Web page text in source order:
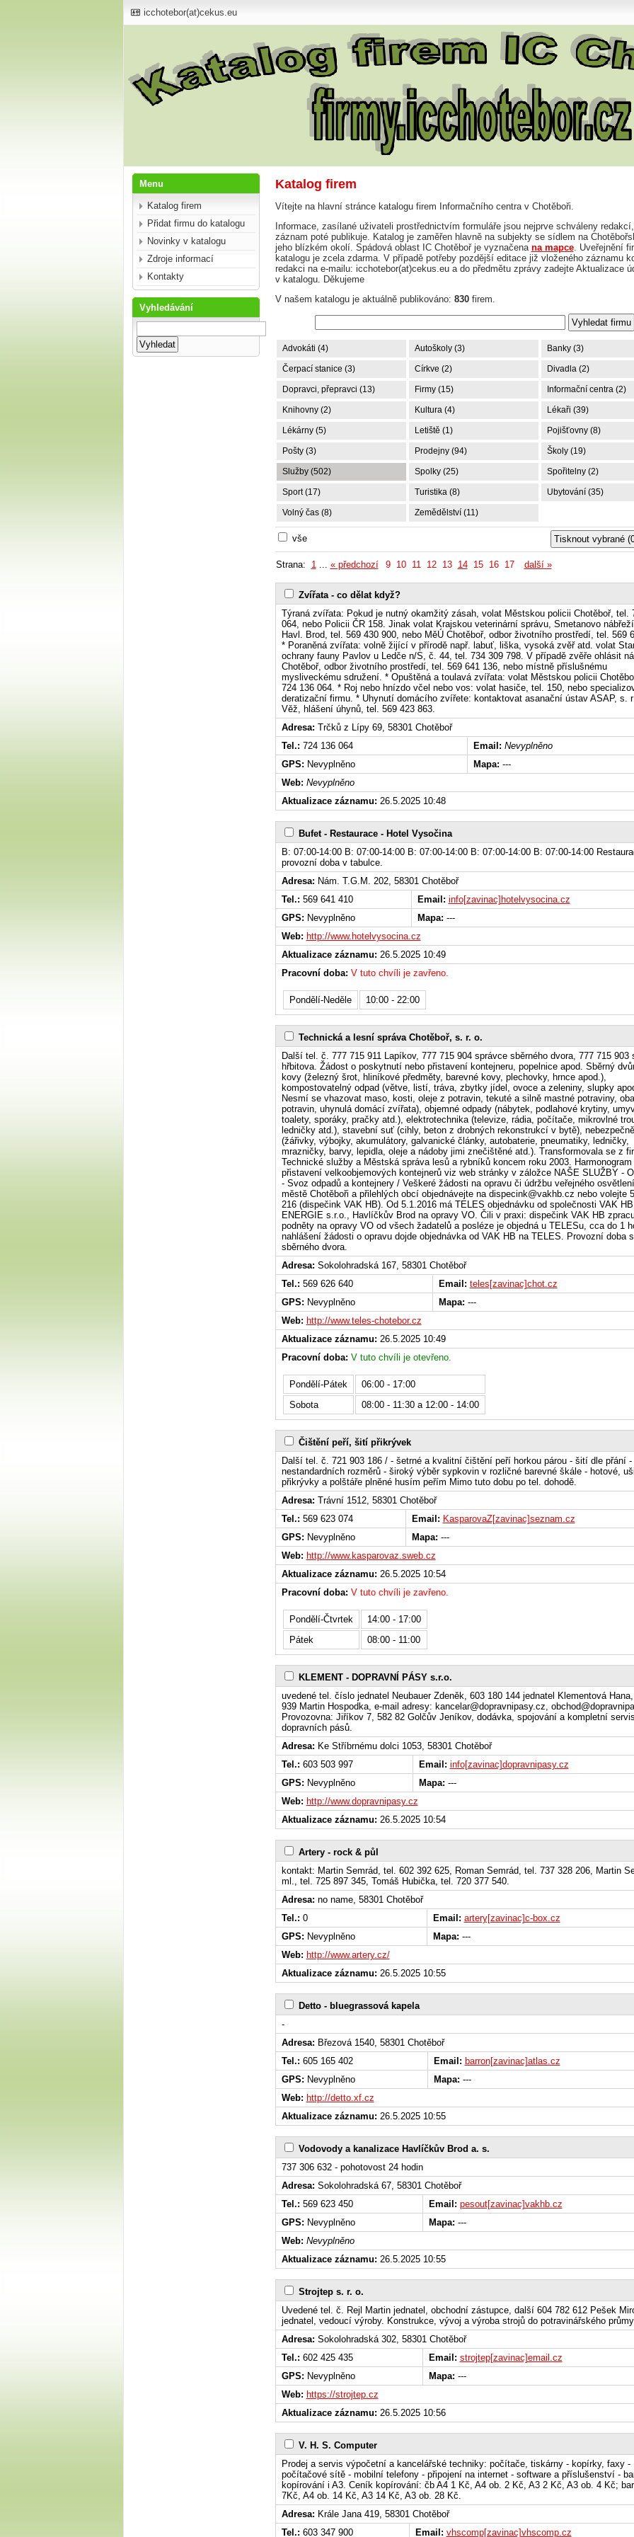
icchotebor(at)cekus.eu
Menu
Katalog firem
Přidat firmu do katalogu
Novinky v katalogu
Zdroje informací
Kontakty
Vyhledávání
Katalog firem
Vítejte na hlavní stránce katalogu firem Informačního centra v Chotěboři.
Informace, zasílané uživateli prostřednictvím formuláře jsou nejprve schváleny
záznam poté publikuje. Katalog je zaměřen hlavně na subjekty se sídlem na
jeho blízkém okolí. Spádová oblast IC Chotěboř je vyznačena na mapce. Uveřejnění
katalogu je zcela zdarma. V případě potřeby pozdější editace již vloženého záznamu
redakci na e-mailu: icchotebor(at)cekus.eu a do předmětu zprávy zadejte Aktualizace
v katalogu. Děkujeme
V našem katalogu je aktuálně publikováno: 830 firem.
Advokáti (4) Autoškoly (3) Banky (3)
Čerpací stanice (3) Církve (2) Divadla (2)
Dopravci, přepravci (13) Firmy (15) Informační centra (2)
Knihovny (2) Kultura (4) Lékaři (39)
Lékárny (5) Letiště (1) Pojišťovny (8)
Pošty (3) Prodejny (94) Školy (19)
Služby (502) Spolky (25) Spořitelny (2)
Sport (17) Turistika (8) Ubytování (35)
Volný čas (8) Zemědělství (11)
vše
Strana: 1... « předchozí 9 10 11 12 13 14 15 16 17 další »
Zvířata - co dělat když?
Týraná zvířata: Pokud je nutný okamžitý zásah, volat Městskou policii Chotěboř, tel.
064, nebo Policii ČR 158. Jinak volat Krajskou veterinární správu, Smetanovo
Havl. Brod, tel. 569 430 900, nebo MěÚ Chotěboř, odbor životního prostředí, tel. 569
* Poraněná zvířata: volně žijící v přírodě např. labuť, liška, vysoká zvěř atd. volat
ochrany fauny Pavlov u Ledče n/S, č. 44, tel. 734 309 798. V případě zvěře ohlásit
Chotěboř, odbor životního prostředí, tel. 569 641 136, nebo místně příslušnému
mysliveckému sdružení. * Opuštěná a toulavá zvířata: volat Městskou policii
724 136 064. * Roj nebo hnízdo včel nebo vos: volat hasiče, tel. 150, nebo
deratizační firmu. * Uhynutí domácího zvířete: kontaktovat asanační ústav ASAP, s.
Věž, hlášení úhynů, tel. 569 423 863.
Adresa: Trčků z Lípy 69, 58301 Chotěboř
Tel.: 724 136 064 Email: Nevyplněno
GPS: Nevyplněno Mapa: ---
Web: Nevyplněno
Aktualizace záznamu: 26.5.2025 10:48
Bufet - Restaurace - Hotel Vysočina
B: 07:00-14:00 B: 07:00-14:00 B: 07:00-14:00 B: 07:00-14:00 B: 07:00-14:00
provozní doba v tabulce.
Adresa: Nám. T.G.M. 202, 58301 Chotěboř
Tel.: 569 641 410 Email: info[zavinac]hotelvysocina.cz
GPS: Nevyplněno Mapa: ---
Web: http://www.hotelvysocina.cz
Aktualizace záznamu: 26.5.2025 10:49
Pracovní doba: V tuto chvíli je zavřeno.
Pondělí-Neděle 10:00 - 22:00
Technická a lesní správa Chotěboř, s. r. o.
Další tel. č. 777 715 911 Lapíkov, 777 715 904 správce sběrného dvora, 777 715 903
hřbitova. Žádost o poskytnutí nebo přistavení kontejneru, popelnice apod. Sběrný
kovy (železný šrot, hliníkové předměty, barevné kovy, plechovky, hrnce apod.),
kompostovatelný odpad (větve, listí, tráva, zbytky jídel, ovoce a zeleniny, slupky
Nesmí se vhazovat maso, kosti, oleje z potravin, tekuté a silně mastné potraviny,
potravin, uhynulá domácí zvířata), objemné odpady (nábytek, podlahové krytiny,
toalety, sporáky, pračky atd.), elektrotechnika (televize, rádia, počítače, mikrovlné
ledničky atd.), stavební suť (cihly, beton z drobných rekonstrukcí v bytě),
(žářivky, výbojky, akumulátory, galvanické články, autobaterie, pneumatiky, ledničky,
mrazničky, barvy, lepidla, oleje a nádoby jimi znečištěné atd.). Transformovala se z
Technické služby a Městská správa lesů a rybníků koncem roku 2003. Harmonogram
přistavení velkoobjemových kontejnerů viz web stránky v záložce NAŠE SLUŽBY -
- Svoz odpadů a kontejnery / Veškeré žádosti na opravu či údržbu veřejného
městě Chotěboři a přilehlých obcí objednávejte na dispecink@vakhb.cz nebo volejte
216 (dispečink VAK HB). Od 5.1.2016 má TELES objednávku od společnosti VAK HB
ENERGIE s.r.o., Havlíčkův Brod na opravy VO. Čili v praxi: dispečink VAK HB
podněty na opravy VO od všech žadatelů a posléze je objedná u TELESu, cca do 1
nahlášení žádosti o opravu dojde objednávka od VAK HB na TELES. Provozní doba
sběrného dvora.
Adresa: Sokolohradská 167, 58301 Chotěboř
Tel.: 569 626 640 Email: teles[zavinac]chot.cz
GPS: Nevyplněno Mapa: ---
Web: http://www.teles-chotebor.cz
Aktualizace záznamu: 26.5.2025 10:49
Pracovní doba: V tuto chvíli je otevřeno.
Pondělí-Pátek
06:00 - 17:00
Sobota
08:00 - 11:30 a 12:00 - 14:00
Čištění peří, šití přikrývek
Další tel. č. 721 903 186 / - šetrné a kvalitní čištění peří horkou párou - šití dle přání
nestandardních rozměrů - široký výběr sypkovin v rozličné barevné škále - hotové,
přikrývky a polštáře plněné husím peřím Mimo tuto dobu po tel. dohodě.
Adresa: Trávní 1512, 58301 Chotěboř
Tel.: 569 623 074 Email: KasparovaZ[zavinac]seznam.cz
GPS: Nevyplněno Mapa: ---
Web: http://www.kasparovaz.sweb.cz
Aktualizace záznamu: 26.5.2025 10:54
Pracovní doba: V tuto chvíli je zavřeno.
Pondělí-Čtvrtek
14:00 - 17:00
Pátek
08:00 - 11:00
KLEMENT - DOPRAVNÍ PÁSY s.r.o.
uvedené tel. číslo jednatel Neubauer Zdeněk, 603 180 144 jednatel Klementová
939 Martin Hospodka, e-mail adresy: kancelar@dopravnipasy.cz,
Provozovna: Jiříkov 7, 582 82 Golčův Jeníkov, dodávka, spojování a kompletní servis
dopravních pásů.
Adresa: Ke Stříbrnému dolci 1053, 58301 Chotěboř
Tel.: 603 503 997 Email: info[zavinac]dopravnipasy.cz
GPS: Nevyplněno Mapa: ---
Web: http://www.dopravnipasy.cz
Aktualizace záznamu: 26.5.2025 10:54
Artery - rock & půl
kontakt: Martin Semrád, tel. 602 392 625, Roman Semrád, tel. 737 328 206, Martin
ml., tel. 725 897 345, Tomáš Hubička, tel. 720 377 540.
Adresa: no name, 58301 Chotěboř
Tel.: 0 Email: artery[zavinac]c-box.cz
GPS: Nevyplněno Mapa: ---
Web: http://www.artery.cz/
Aktualizace záznamu: 26.5.2025 10:55
Detto - bluegrassová kapela
-
Adresa: Březová 1540, 58301 Chotěboř
Tel.: 605 165 402 Email: barron[zavinac]atlas.cz
GPS: Nevyplněno Mapa: ---
Web: http://detto.xf.cz
Aktualizace záznamu: 26.5.2025 10:55
Vodovody a kanalizace Havlíčkův Brod a. s.
737 306 632 - pohotovost 24 hodin
Adresa: Sokolohradská 67, 58301 Chotěboř
Tel.: 569 623 450 Email: pesout[zavinac]vakhb.cz
GPS: Nevyplněno Mapa: ---
Web: Nevyplněno
Aktualizace záznamu: 26.5.2025 10:55
Strojtep s. r. o.
Uvedené tel. č. Rejl Martin jednatel, obchodní zástupce, další 604 782 612 Pešek
jednatel, vedoucí výroby. Konstrukce, vývoj a výroba strojů do potravinářského
Adresa: Sokolohradská 302, 58301 Chotěboř
Tel.: 602 425 435 Email: strojtep[zavinac]email.cz
GPS: Nevyplněno Mapa: ---
Web: https://strojtep.cz
Aktualizace záznamu: 26.5.2025 10:56
V. H. S. Computer
Prodej a servis výpočetní a kancelářské techniky: počítače, tiskárny - kopírky, faxy -
počítačové sítě - mobilní telefony - připojení na internet - software a příslušenství -
kopírování i A3. Ceník kopírování: čb A4 1 Kč, A4 ob. 2 Kč, A3 2 Kč, A3 ob. 4 Kč;
7Kč, A4 ob. 14 Kč, A3 14 Kč, A3 ob. 28 Kč.
Adresa: Krále Jana 419, 58301 Chotěboř
Tel.: 603 347 900 Email: vhscomp[zavinac]vhscomp.cz